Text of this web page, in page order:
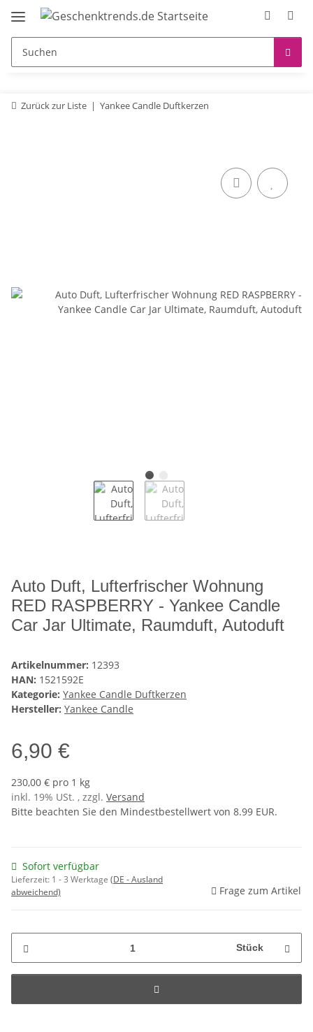
Zurück zur Liste Yankee Candle Duftkerzen
Auto Duft, Lufterfrischer Wohnung
RED RASPBERRY - Yankee Candle
Car Jar Ultimate, Raumduft, Autoduft
Artikelnummer: 12393
HAN: 1521592E
Kategorie: Yankee Candle Duftkerzen
Hersteller: Yankee Candle
6,90 €
230,00 € pro 1 kg
inkl. 19% USt. , zzgl. Versand
Bitte beachten Sie den Mindestbestellwert von 8.99 EUR.
Sofort verfügbar
Lieferzeit: 1 - 3 Werktage (DE - Ausland
abweichend)
Frage zum Artikel
Stück